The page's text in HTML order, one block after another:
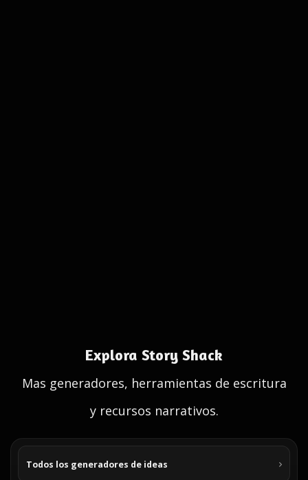
Explora Story Shack
Mas generadores, herramientas de escritura
y recursos narrativos.
Todos los generadores de ideas